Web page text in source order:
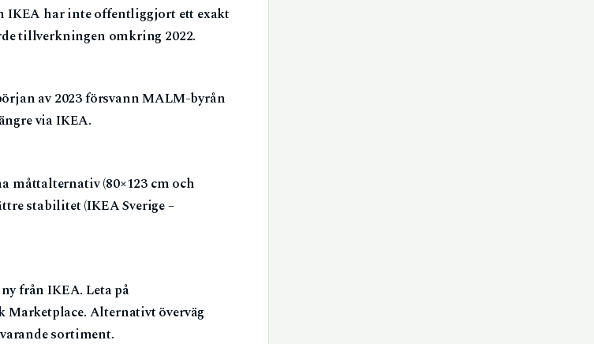
IKEA har inte offentliggjort ett exakt
tillverkningen omkring 2022.
av 2023 försvann MALM-byrån
via IKEA.
måttalternativ (80×123 cm och
stabilitet (IKEA Sverige –
från IKEA. Leta på
Marketplace. Alternativt överväg
sortiment.